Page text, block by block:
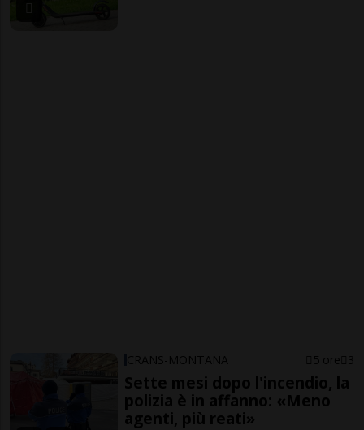
CRANS-MONTANA 5 ore 3
Sette mesi dopo l'incendio, la
polizia è in affanno: «Meno
agenti, più reati»